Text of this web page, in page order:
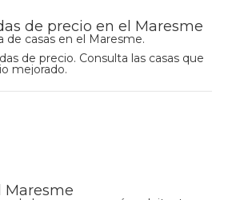
de precio en el Maresme
de casas en el Maresme.
de precio. Consulta las casas que
mejorado.
Maresme